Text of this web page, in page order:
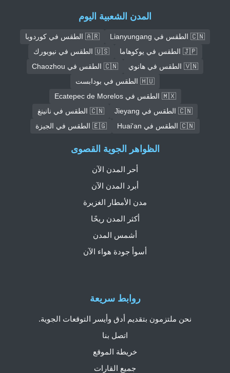
المدن الشعبية اليوم
🇨🇳 الطقس في Lianyungang
🇦🇷 الطقس في كوردوبا
🇯🇵 الطقس في يوكوهاما
🇺🇸 الطقس في نيويورك
🇻🇳 الطقس في هانوي
🇨🇳 الطقس في Chaozhou
🇭🇺 الطقس في بودابست
🇲🇽 الطقس في Ecatepec de Morelos
🇨🇳 الطقس في Jieyang
🇨🇳 الطقس في نانينغ
🇨🇳 الطقس في Huai'an
🇪🇬 الطقس في الجيزة
روابط سريعة
نحن ملتزمون بتقديم أدق وأيسر التوقعات الجوية.
اتصل بنا
خريطة الموقع
جميع القارات
الظواهر الجوية القصوى
أحر المدن الآن
أبرد المدن الآن
مدن الأمطار الغزيرة
أكثر المدن ريحًا
أشمس المدن
أسوأ جودة هواء الآن